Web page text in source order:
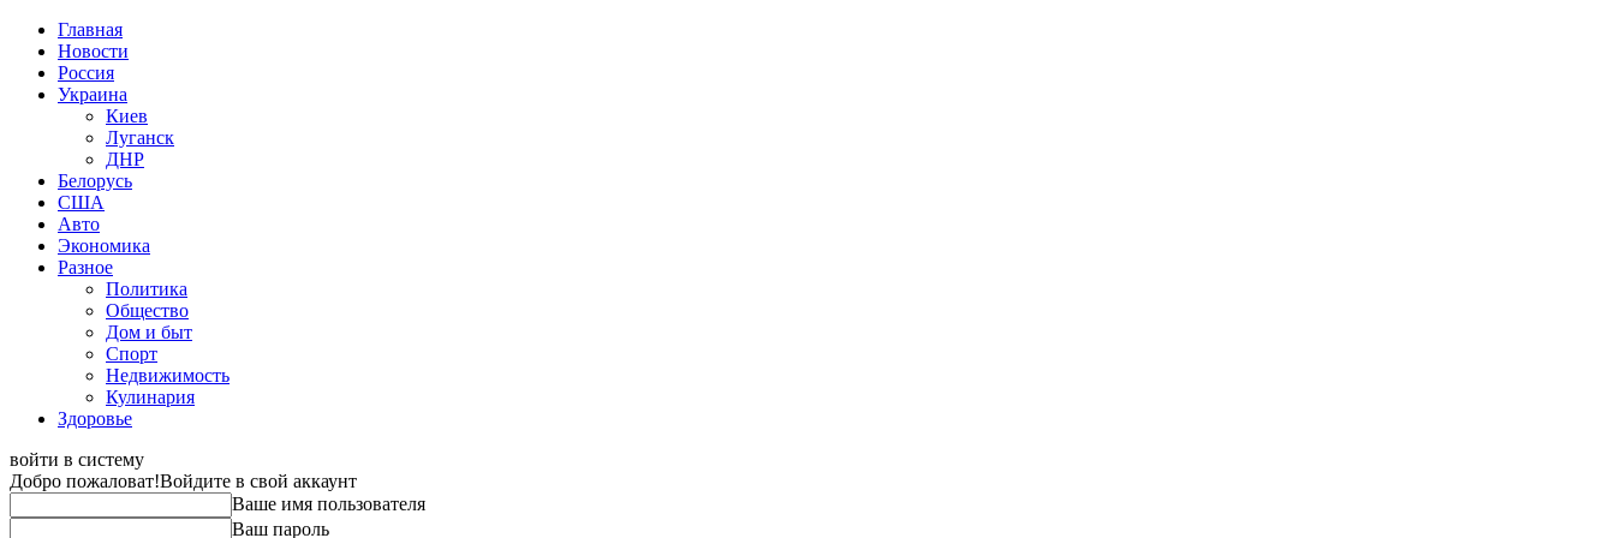
Главная
Новости
Россия
Украина
Киев
Луганск
ДНР
Белорусь
США
Авто
Экономика
Разное
Политика
Общество
Дом и быт
Спорт
Недвижимость
Кулинария
Здоровье
войти в систему
Добро пожаловат!Войдите в свой аккаунт
Ваше имя пользователя
Ваш пароль